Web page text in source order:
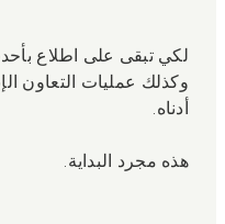
لكي تبقى على اطلاع
وكذلك عمليات التعاون
أدناه.
هذه مجرد البداية.